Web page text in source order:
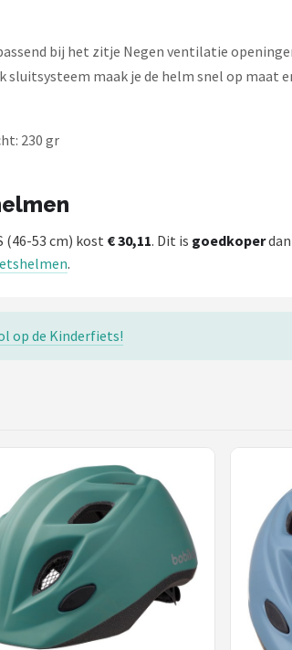
bij het zitje Negen ventilatie
sluitsysteem maak je de helm snel op
230 gr
(46-53 cm) kost € 30,11. Dit is goedkoper
.
op de Kinderfiets!